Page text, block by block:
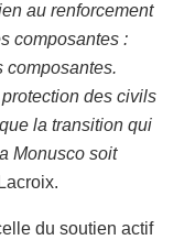
au renforcement
composantes :
composantes.
des civils
la transition qui
Monusco soit
du soutien actif